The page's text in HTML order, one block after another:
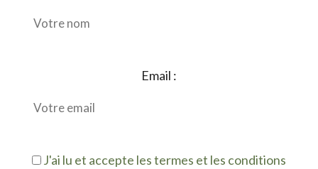
Email :
J'ai lu et accepte les termes et les conditions